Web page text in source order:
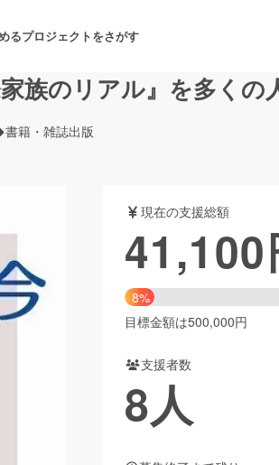
るプロジェクトをさがす
舞台・パフォーマンス
ビューティー・ヘルスケア
族のリアル』を多くの
書籍・雑誌出版
現在の支援総額
41,100
8%
目標金額は500,000円
支援者数
8人